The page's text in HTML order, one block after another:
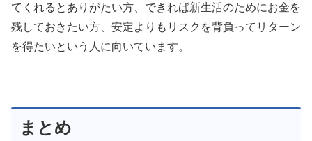
てくれるとありがたい方、できれば新生活のためにお金を
残しておきたい方、安定よりもリスクを背負ってリターン
を得たいという人に向いています。
まとめ